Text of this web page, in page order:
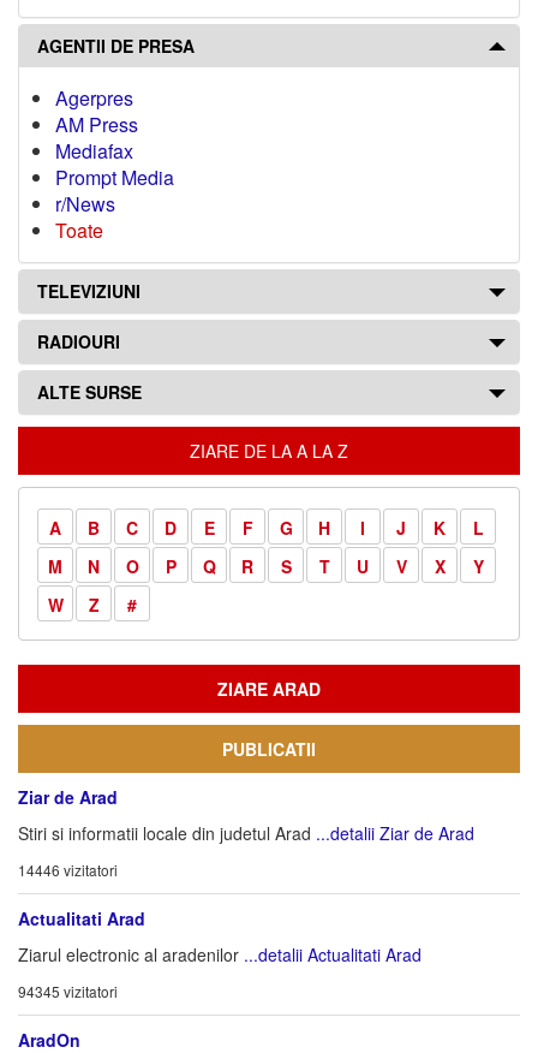
AGENTII DE PRESA
Agerpres
AM Press
Mediafax
Prompt Media
r/News
Toate
TELEVIZIUNI
RADIOURI
ALTE SURSE
ZIARE DE LA A LA Z
A B C D E F G H I J K
L
M
N O P Q R S T U V X
Y
W
Z #
ZIARE ARAD
PUBLICATII
Ziar de Arad
Stiri si informatii locale din judetul Arad ...detalii Ziar de Arad
14446 vizitatori
Actualitati Arad
Ziarul electronic al aradenilor ...detalii Actualitati Arad
94345 vizitatori
AradOn